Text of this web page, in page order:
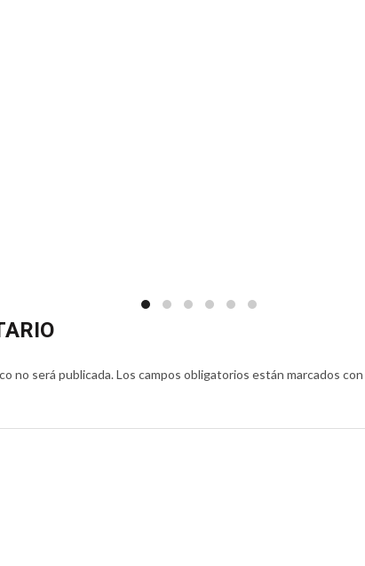
no será publicada.Los campos obligatorios están marcados con